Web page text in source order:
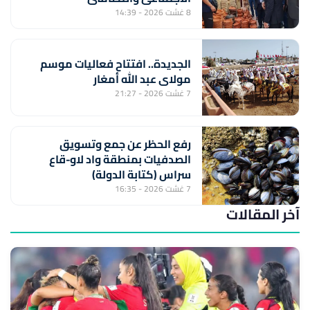
8 غشت 2026 - 14:39
الجديدة.. افتتاح فعاليات موسم
مولاي عبد الله أمغار
7 غشت 2026 - 21:27
رفع الحظر عن جمع وتسويق
الصدفيات بمنطقة واد لاو-قاع
سراس (كتابة الدولة)
7 غشت 2026 - 16:35
آخر المقالات